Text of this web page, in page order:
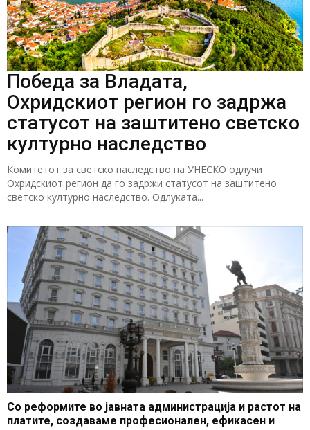
Победа за Владата,
Охридскиот регион го задржа
статусот на заштитено светско
културно наследство
Комитетот за светско наследство на УНЕСКО одлучи
Охридскиот регион да го задржи статусот на заштитено
светско културно наследство. Одлуката...
Со реформите во јавната администрација и растот на
платите, создаваме професионален, ефикасен и